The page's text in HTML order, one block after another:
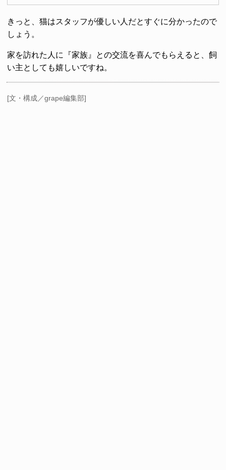
きっと、猫はスタッフが優しい人だとすぐに分かったので
しょう。
家を訪れた人に『家族』との交流を喜んでもらえると、飼
い主としても嬉しいですね。
[文・構成／grape編集部]